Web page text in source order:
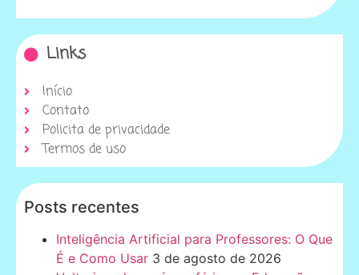
Links
Início
Contato
Policita de privacidade
Termos de uso
Posts recentes
Inteligência Artificial para Professores: O Que
É e Como Usar 3 de agosto de 2026